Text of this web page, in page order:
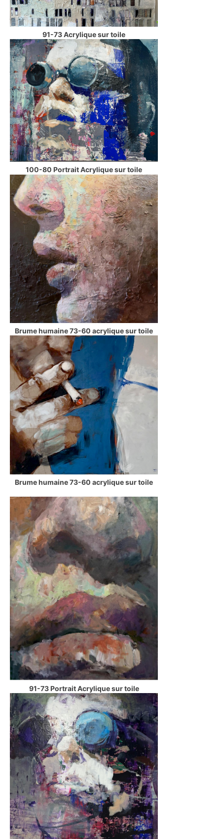
91-73 Acrylique sur toile
100-80 Portrait Acrylique sur toile
Brume humaine 73-60 acrylique sur toile
Brume humaine 73-60 acrylique sur toile
91-73 Portrait Acrylique sur toile